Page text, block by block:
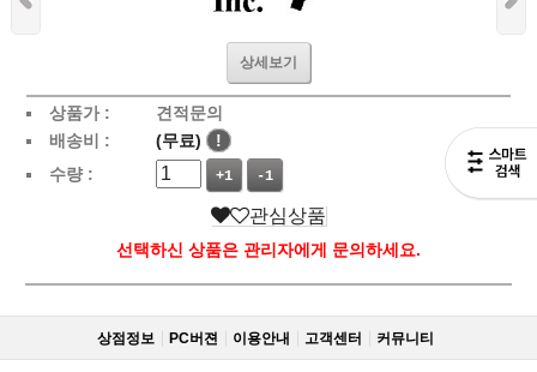
상세보기
상품가 :
견적문의
배송비 :
(무료)
!
수량 :
+1 -1
관심상품
선택하신 상품은 관리자에게 문의하세요.
상점정보 PC버젼 이용안내 고객센터 커뮤니티